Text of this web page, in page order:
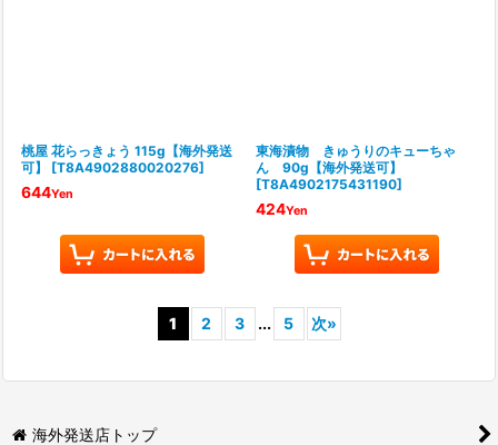
桃屋 花らっきょう 115g【海外発送
可】
[T8A4902880020276]
644Yen
東海漬物 きゅうりのキューちゃ
ん 90g【海外発送可】
[T8A4902175431190]
424Yen
1 2 3 ... 5 次»
海外発送店トップ